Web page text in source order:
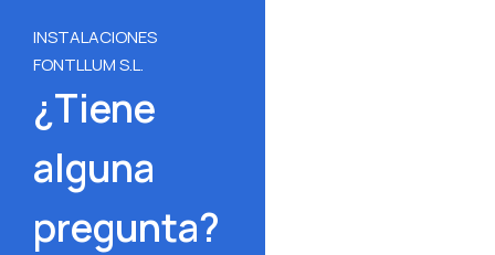
INSTALACIONES
FONTLLUM S.L.
¿Tiene
alguna
pregunta?